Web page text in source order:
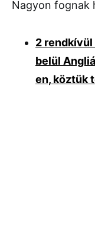
Nagyon fognak
2
belül
en, köztük